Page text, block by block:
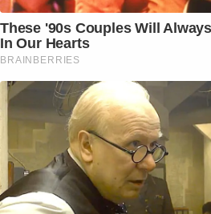
These '90s Couples Will
In Our Hearts
BRAINBERRIES